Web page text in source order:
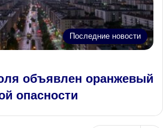
Последние новости
объявлен оранжевый
опасности